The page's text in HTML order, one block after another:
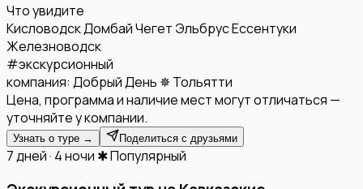
Что увидите
КисловодскДомбайЧегет ЭльбрусЕссентуки
Железноводск
#экскурсионный
компания: Добрый День ✵ Тольятти
Цена, программа и наличие мест могут отличаться —
уточняйте у компании.
Узнать о туре → Поделиться с друзьями
7 дней · 4 ночи ✱ Популярный